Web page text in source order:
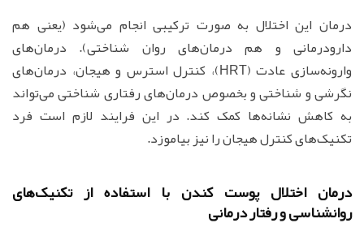
درمان این اختلال به صورت ترکیبی انجام می‌شود (یعنی هم
دارودرمانی و هم درمان‌های روان شناختی). درمان‌های
وارونه‌سازی عادت (HRT)، کنترل استرس و هیجان، درمان‌های
نگرشی و شناختی و بخصوص درمان‌های رفتاری شناختی می‌تواند
به کاهش نشانه‌ها کمک کند. در این فرایند لازم است فرد
تکنیک‌های کنترل هیجان را نیز بیاموزد.
درمان اختلال پوست کندن با استفاده از تکنیک‌های
روانشناسی و رفتار درمانی